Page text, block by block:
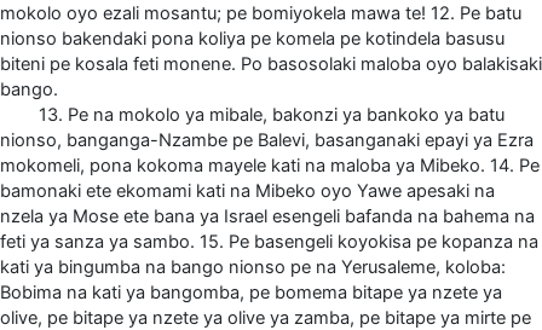
mokolo oyo ezali mosantu; pe bomiyokela mawa te! 12. Pe batu
nionso bakendaki pona koliya pe komela pe kotindela basusu
biteni pe kosala feti monene. Po basosolaki maloba oyo balakisaki
bango.
13. Pe na mokolo ya mibale, bakonzi ya bankoko ya batu
nionso, banganga-Nzambe pe Balevi, basanganaki epayi ya Ezra
mokomeli, pona kokoma mayele kati na maloba ya Mibeko. 14. Pe
bamonaki ete ekomami kati na Mibeko oyo Yawe apesaki na
nzela ya Mose ete bana ya Israel esengeli bafanda na bahema na
feti ya sanza ya sambo. 15. Pe basengeli koyokisa pe kopanza na
kati ya bingumba na bango nionso pe na Yerusaleme, koloba:
Bobima na kati ya bangomba, pe bomema bitape ya nzete ya
olive, pe bitape ya nzete ya olive ya zamba, pe bitape ya mirte pe